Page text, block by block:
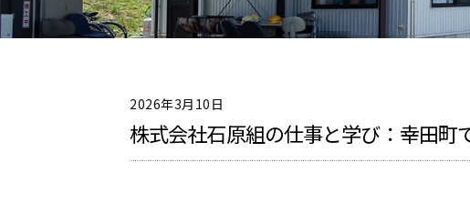
2026年3月10日
株式会社石原組の仕事と学び：幸田町